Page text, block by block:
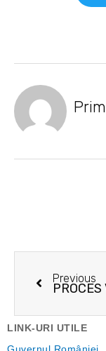
Prev
Previous
LINK-URI UTILE